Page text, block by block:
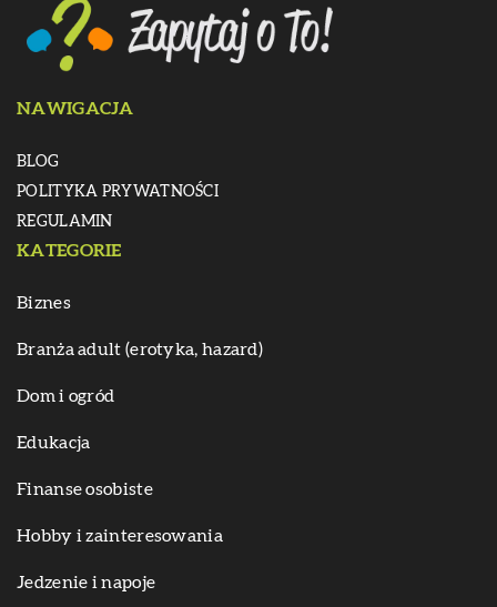
NAWIGACJA
BLOG
POLITYKA PRYWATNOŚCI
REGULAMIN
KATEGORIE
Biznes
Branża adult (erotyka, hazard)
Dom i ogród
Edukacja
Finanse osobiste
Hobby i zainteresowania
Jedzenie i napoje